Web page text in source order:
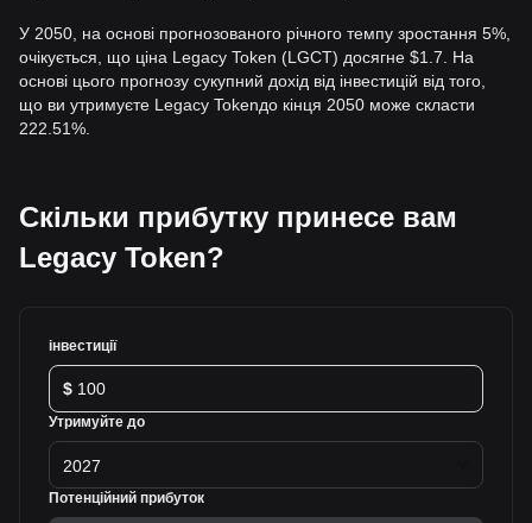
У 2050, на основі прогнозованого річного темпу зростання 5%,
очікується, що ціна Legacy Token (LGCT) досягне $1.7. На
основі цього прогнозу сукупний дохід від інвестицій від того,
що ви утримуєте Legacy Tokenдо кінця 2050 може скласти
222.51%.
Скільки прибутку принесе вам
Legacy Token?
інвестиції
$
Утримуйте до
2027
Потенційний прибуток